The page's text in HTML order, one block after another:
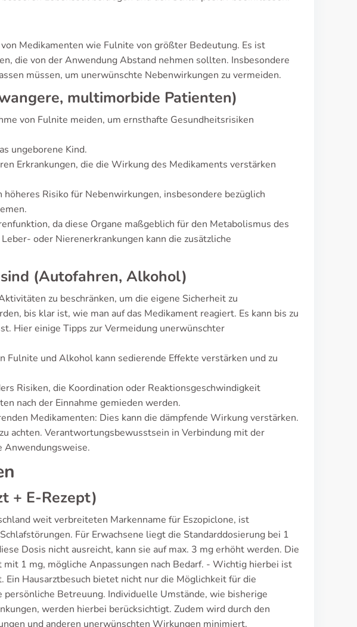
Medikamenten wie Fulnite von größter Bedeutung. Es ist
die von der Anwendung Abstand nehmen sollten. Insbesondere
müssen, um unerwünschte Nebenwirkungen zu vermeiden.
multimorbide Patienten)
von Fulnite meiden, um ernsthafte Gesundheitsrisiken
ungeborene Kind.
Erkrankungen, die die Wirkung des Medikaments verstärken
Risiko für Nebenwirkungen, insbesondere bezüglich
da diese Organe maßgeblich für den Metabolismus des
oder Nierenerkrankungen kann die zusätzliche
(Autofahren, Alkohol)
zu beschränken, um die eigene Sicherheit zu
bis klar ist, wie man auf das Medikament reagiert. Es kann bis zu
Hier einige Tipps zur Vermeidung unerwünschter
Fulnite und Alkohol kann sedierende Effekte verstärken und zu
Risiken, die Koordination oder Reaktionsgeschwindigkeit
nach der Einnahme gemieden werden.
Medikamenten: Dies kann die dämpfende Wirkung verstärken.
achten. Verantwortungsbewusstsein in Verbindung mit der
Anwendungsweise.
+ E-Rezept)
weit verbreiteten Markenname für Eszopiclone, ist
Für Erwachsene liegt die Standarddosierung bei 1
Dosis nicht ausreicht, kann sie auf max. 3 mg erhöht werden. Die
1 mg, mögliche Anpassungen nach Bedarf. - Wichtig hierbei ist
Hausarztbesuch bietet nicht nur die Möglichkeit für die
persönliche Betreuung. Individuelle Umstände, wie bisherige
werden hierbei berücksichtigt. Zudem wird durch den
und anderen unerwünschten Wirkungen minimiert.